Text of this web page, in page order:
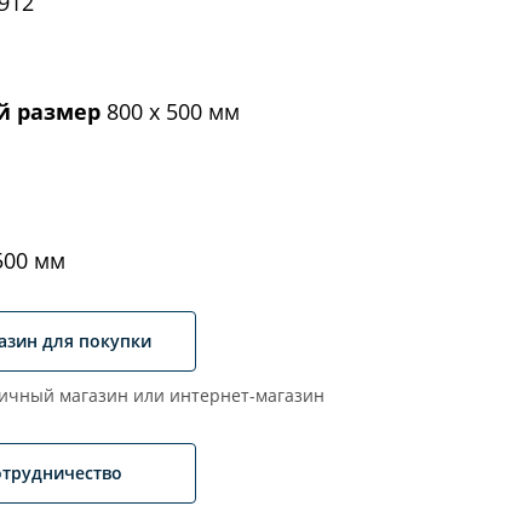
размер 800 х 500 мм
мм
для покупки
магазин или интернет-магазин